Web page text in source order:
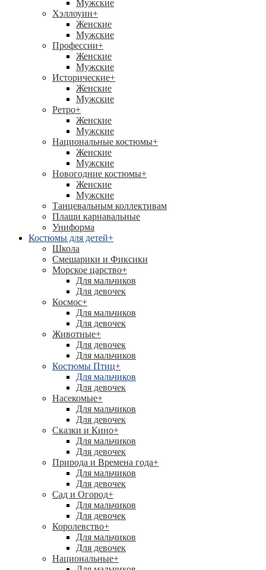
Мужские
Хэллоуин+
Женские
Мужские
Профессии+
Женские
Мужские
Исторические+
Женские
Мужские
Ретро+
Женские
Мужские
Национальные костюмы+
Женские
Мужские
Новогодние костюмы+
Женские
Мужские
Танцевальным коллективам
Плащи карнавальные
Униформа
Костюмы для детей+
Школа
Смешарики и Фиксики
Морское царство+
Для мальчиков
Для девочек
Космос+
Для мальчиков
Для девочек
Животные+
Для девочек
Для мальчиков
Костюмы Птиц+
Для мальчиков
Для девочек
Насекомые+
Для мальчиков
Для девочек
Сказки и Кино+
Для мальчиков
Для девочек
Природа и Времена года+
Для мальчиков
Для девочек
Сад и Огород+
Для мальчиков
Для девочек
Королевство+
Для мальчиков
Для девочек
Национальные+